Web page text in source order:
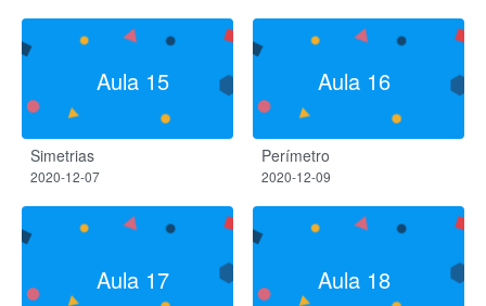
Aula 15
Simetrias
2020-12-07
Aula 16
Perímetro
2020-12-09
Aula 17 Aula 18